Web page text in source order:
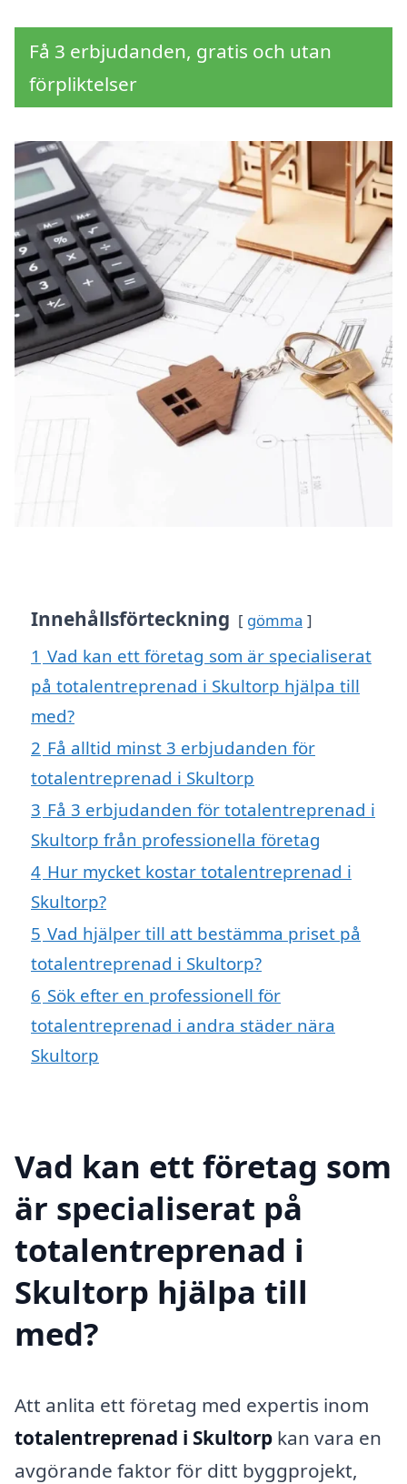
Få 3 erbjudanden, gratis och utan
förpliktelser
Innehållsförteckning gömma
1 Vad kan ett företag som är specialiserat
på totalentreprenad i Skultorp hjälpa till
med?
2 Få alltid minst 3 erbjudanden för
totalentreprenad i Skultorp
3 Få 3 erbjudanden för totalentreprenad i
Skultorp från professionella företag
4 Hur mycket kostar totalentreprenad i
Skultorp?
5 Vad hjälper till att bestämma priset på
totalentreprenad i Skultorp?
6 Sök efter en professionell för
totalentreprenad i andra städer nära
Skultorp
Vad kan ett företag som
är specialiserat på
totalentreprenad i
Skultorp hjälpa till
med?
Att anlita ett företag med expertis inom
totalentreprenad i Skultorp kan vara en
avgörande faktor för ditt byggprojekt,